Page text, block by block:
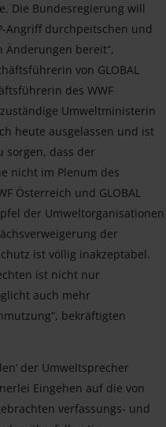
Die Bundesregierung will
Angriff durchpeitschen und
Änderungen bereit“,
von GLOBAL
des WWF
Umweltministerin
heute ausgelassen und ist
sorgen, dass der
nicht im Plenum des
Österreich und GLOBAL
der Umweltorganisationen
der
ist völlig inakzeptabel.
ist nicht nur
auch mehr
bekräftigten
der Umweltsprecher
Eingehen auf die von
verfassungs- und